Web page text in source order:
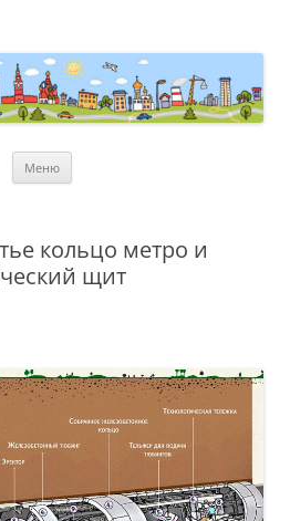
Меню
кольцо метро и
щит